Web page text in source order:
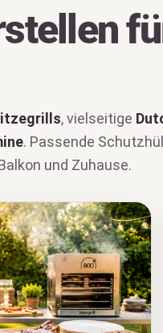
, vielseitige
. Passende
und Zuhause.